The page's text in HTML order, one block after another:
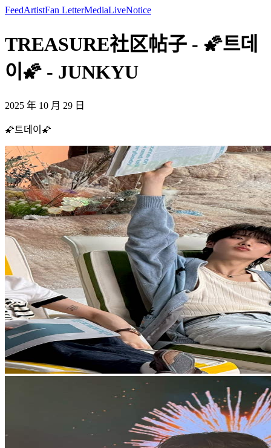
FeedArtistFan LetterMediaLiveNotice
TREASURE社区帖子 - 🌠트데
이🌠 - JUNKYU
2025 年 10 月 29 日
🌠트데이🌠